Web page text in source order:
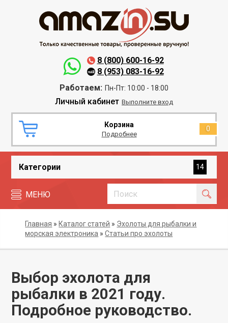
8 (800) 600-16-92
8 (953) 083-16-92
Работаем: Пн-Пт: 10:00 - 18:00
Личный кабинет Выполните вход
Корзина
Подробнее
0
Категории 14
МЕНЮ
Главная » Каталог статей » Эхолоты для рыбалки и
морская электроника »Статьи про эхолоты
Выбор эхолота для
рыбалки в 2021 году.
Подробное руководство.